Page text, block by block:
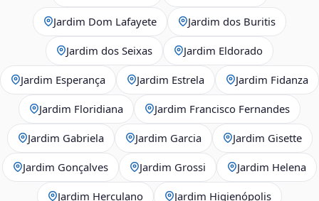
Jardim Dom Lafayete Jardim dos Buritis
Jardim dos Seixas Jardim Eldorado
Jardim Esperança Jardim Estrela Jardim Fidanza
Jardim Floridiana Jardim Francisco Fernandes
Jardim Gabriela Jardim Garcia Jardim Gisette
Jardim Gonçalves Jardim Grossi Jardim Helena
Jardim Herculano Jardim Higienópolis